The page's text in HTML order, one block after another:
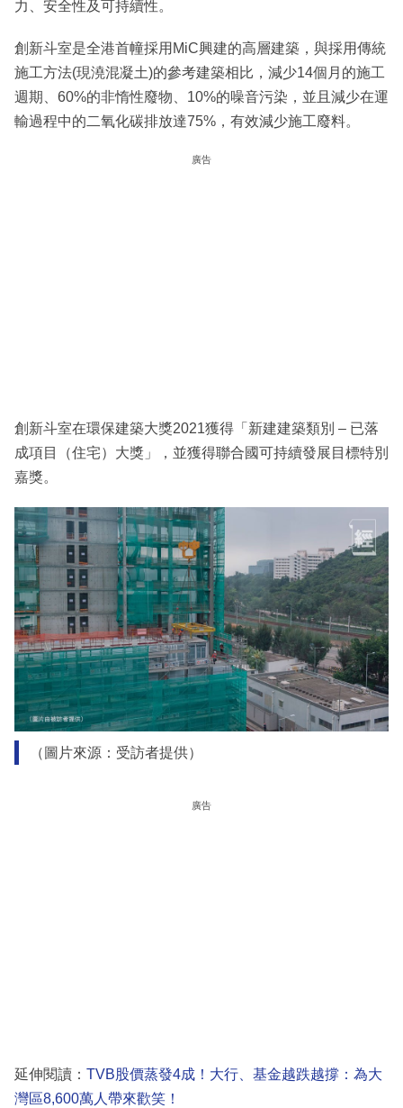
力、安全性及可持續性。
創新斗室是全港首幢採用MiC興建的高層建築，與採用傳統
施工方法(現澆混凝土)的參考建築相比，減少14個月的施工
週期、60%的非惰性廢物、10%的噪音污染，並且減少在運
輸過程中的二氧化碳排放達75%，有效減少施工廢料。
廣告
創新斗室在環保建築大獎2021獲得「新建建築類別 – 已落
成項目（住宅）大獎」，並獲得聯合國可持續發展目標特別
嘉獎。
（圖片來源：受訪者提供）
廣告
延伸閱讀： TVB股價蒸發4成！大行、基金越跌越撐：為大
灣區8,600萬人帶來歡笑！